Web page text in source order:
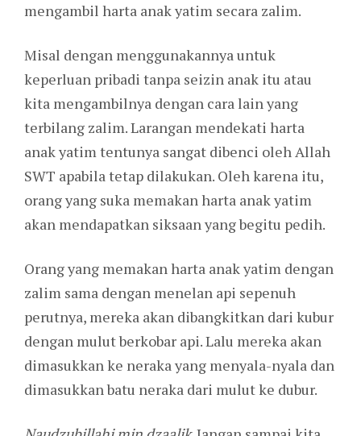
mengambil harta anak yatim secara zalim.
Misal dengan menggunakannya untuk
keperluan pribadi tanpa seizin anak itu atau
kita mengambilnya dengan cara lain yang
terbilang zalim. Larangan mendekati harta
anak yatim tentunya sangat dibenci oleh Allah
SWT apabila tetap dilakukan. Oleh karena itu,
orang yang suka memakan harta anak yatim
akan mendapatkan siksaan yang begitu pedih.
Orang yang memakan harta anak yatim dengan
zalim sama dengan menelan api sepenuh
perutnya, mereka akan dibangkitkan dari kubur
dengan mulut berkobar api. Lalu mereka akan
dimasukkan ke neraka yang menyala-nyala dan
dimasukkan batu neraka dari mulut ke dubur.